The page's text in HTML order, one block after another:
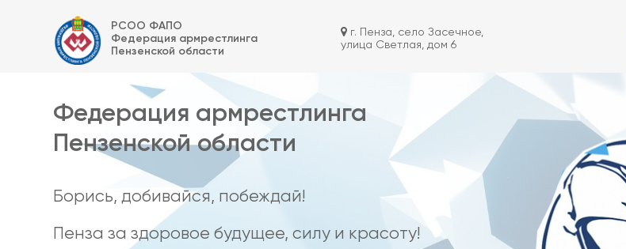
РСОО ФАПО
Федерация армрестлинга
Пензенской области
г. Пенза, село Засечное,
улица Светлая, дом 6
Федерация армрестлинга
Пензенской области
Борись, добивайся, побеждай!
Пенза за здоровое будущее, силу и красоту!